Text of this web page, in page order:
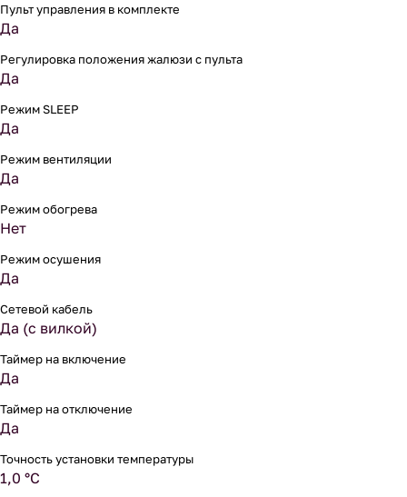
Пульт управления в комплекте
Да
Регулировка положения жалюзи с пульта
Да
Режим SLEEP
Да
Режим вентиляции
Да
Режим обогрева
Нет
Режим осушения
Да
Сетевой кабель
Да (с вилкой)
Таймер на включение
Да
Таймер на отключение
Да
Точность установки температуры
1,0 °С